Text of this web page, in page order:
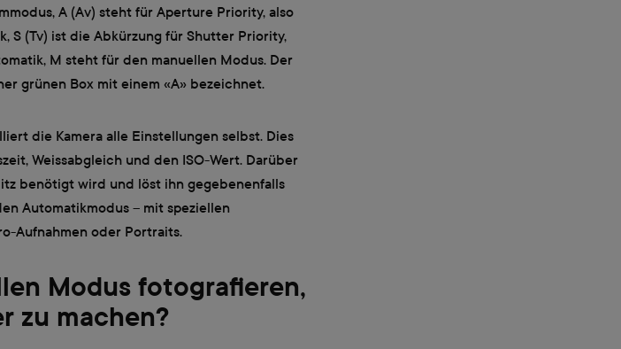
A (Av) steht für Aperture Priority, also
S (Tv) ist die Abkürzung für Shutter Priority,
M steht für den manuellen Modus. Der
grünen Box mit einem «A» bezeichnet.
die Kamera alle Einstellungen selbst. Dies
Weissabgleich und den ISO-Wert. Darüber
benötigt wird und löst ihn gegebenenfalls
Automatikmodus – mit speziellen
Aufnahmen oder Portraits.
Modus fotografieren,
zu machen?